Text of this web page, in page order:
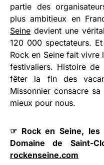
partie des
plus ambitieux en
Seine devient une
120 000 spectateurs.
Rock en Seine fait
festivaliers. Histoire
fêter la fin des
Missonnier consacre
mieux pour nous.
☞ Rock en Seine,
Domaine de Saint-
rockenseine.com